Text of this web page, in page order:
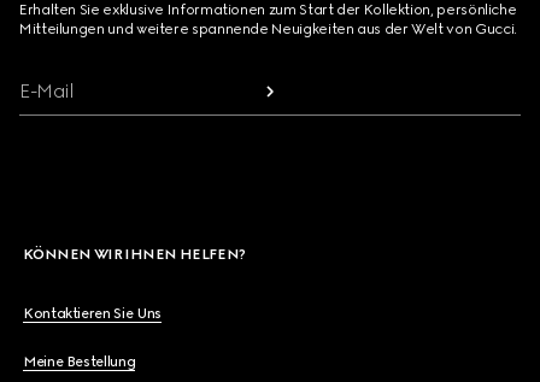
Erhalten Sie exklusive Informationen zum Start der Kollektion, persönliche
Mitteilungen und weitere spannende Neuigkeiten aus der Welt von Gucci.
E-Mail
KÖNNEN WIR IHNEN HELFEN?
Kontaktieren Sie Uns
Meine Bestellung